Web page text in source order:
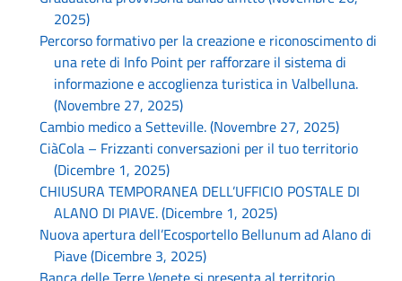
2025)
Percorso formativo per la creazione e riconoscimento di
una rete di Info Point per rafforzare il sistema di
informazione e accoglienza turistica in Valbelluna.
(Novembre 27, 2025)
Cambio medico a Setteville. (Novembre 27, 2025)
CiàCola – Frizzanti conversazioni per il tuo territorio
(Dicembre 1, 2025)
CHIUSURA TEMPORANEA DELL’UFFICIO POSTALE DI
ALANO DI PIAVE. (Dicembre 1, 2025)
Nuova apertura dell’Ecosportello Bellunum ad Alano di
Piave (Dicembre 3, 2025)